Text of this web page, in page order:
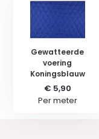
Gewatteerde
voering
Koningsblauw
€ 5,90
Per meter